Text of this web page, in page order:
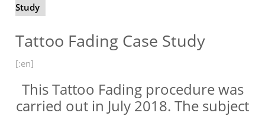
Study
Tattoo Fading Case Study
[:en]
This Tattoo Fading procedure was
carried out in July 2018. The subject